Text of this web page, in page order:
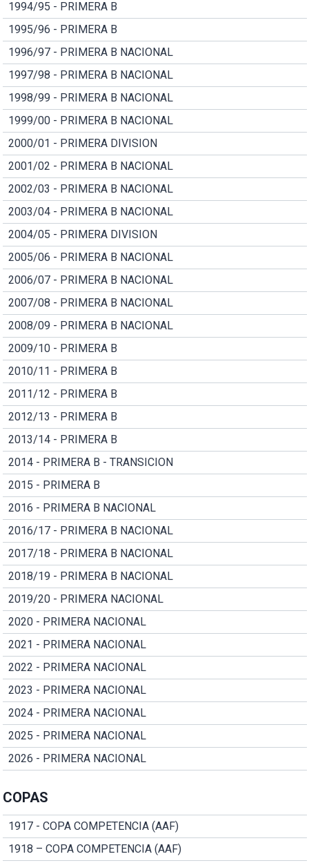
1994/95 - PRIMERA B
1995/96 - PRIMERA B
1996/97 - PRIMERA B NACIONAL
1997/98 - PRIMERA B NACIONAL
1998/99 - PRIMERA B NACIONAL
1999/00 - PRIMERA B NACIONAL
2000/01 - PRIMERA DIVISION
2001/02 - PRIMERA B NACIONAL
2002/03 - PRIMERA B NACIONAL
2003/04 - PRIMERA B NACIONAL
2004/05 - PRIMERA DIVISION
2005/06 - PRIMERA B NACIONAL
2006/07 - PRIMERA B NACIONAL
2007/08 - PRIMERA B NACIONAL
2008/09 - PRIMERA B NACIONAL
2009/10 - PRIMERA B
2010/11 - PRIMERA B
2011/12 - PRIMERA B
2012/13 - PRIMERA B
2013/14 - PRIMERA B
2014 - PRIMERA B - TRANSICION
2015 - PRIMERA B
2016 - PRIMERA B NACIONAL
2016/17 - PRIMERA B NACIONAL
2017/18 - PRIMERA B NACIONAL
2018/19 - PRIMERA B NACIONAL
2019/20 - PRIMERA NACIONAL
2020 - PRIMERA NACIONAL
2021 - PRIMERA NACIONAL
2022 - PRIMERA NACIONAL
2023 - PRIMERA NACIONAL
2024 - PRIMERA NACIONAL
2025 - PRIMERA NACIONAL
2026 - PRIMERA NACIONAL
COPAS
1917 - COPA COMPETENCIA (AAF)
1918 – COPA COMPETENCIA (AAF)